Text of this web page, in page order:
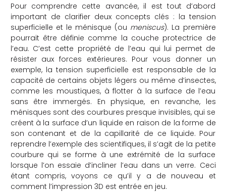
Pour comprendre cette avancée, il est tout d’abord
important de clarifier deux concepts clés : la tension
superficielle et le ménisque (ou meniscus). La première
pourrait être définie comme la couche protectrice de
l’eau. C’est cette propriété de l’eau qui lui permet de
résister aux forces extérieures. Pour vous donner un
exemple, la tension superficielle est responsable de la
capacité de certains objets légers ou même d’insectes,
comme les moustiques, à flotter à la surface de l’eau
sans être immergés. En physique, en revanche, les
ménisques sont des courbures presque invisibles, qui se
créent à la surface d’un liquide en raison de la forme de
son contenant et de la capillarité de ce liquide. Pour
reprendre l’exemple des scientifiques, il s’agit de la petite
courbure qui se forme à une extrémité de la surface
lorsque l’on essaie d’incliner l’eau dans un verre. Ceci
étant compris, voyons ce qu’il y a de nouveau et
comment l’impression 3D est entrée en jeu.